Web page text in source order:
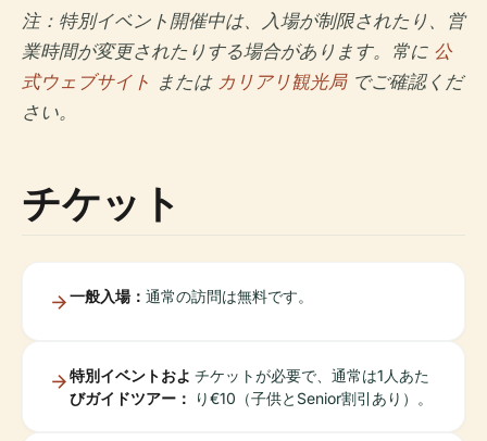
注：特別イベント開催中は、入場が制限されたり、営
業時間が変更されたりする場合があります。常に 公
式ウェブサイト または カリアリ観光局でご確認くだ
さい。
チケット
一般入場： 通常の訪問は無料です。
特別イベントおよ
びガイドツアー：
チケットが必要で、通常は1人あた
り€10（子供とSenior割引あり）。